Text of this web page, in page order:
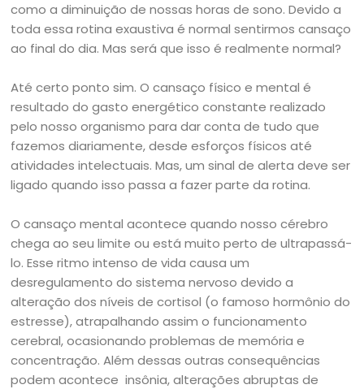
como a diminuição de nossas horas de sono. Devido a
toda essa rotina exaustiva é normal sentirmos cansaço
ao final do dia. Mas será que isso é realmente normal?
Até certo ponto sim. O cansaço físico e mental é
resultado do gasto energético constante realizado
pelo nosso organismo para dar conta de tudo que
fazemos diariamente, desde esforços físicos até
atividades intelectuais. Mas, um sinal de alerta deve ser
ligado quando isso passa a fazer parte da rotina.
O cansaço mental acontece quando nosso cérebro
chega ao seu limite ou está muito perto de ultrapassá-
lo. Esse ritmo intenso de vida causa um
desregulamento do sistema nervoso devido a
alteração dos níveis de cortisol (o famoso hormônio do
estresse), atrapalhando assim o funcionamento
cerebral, ocasionando problemas de memória e
concentração. Além dessas outras consequências
podem acontece insônia, alterações abruptas de